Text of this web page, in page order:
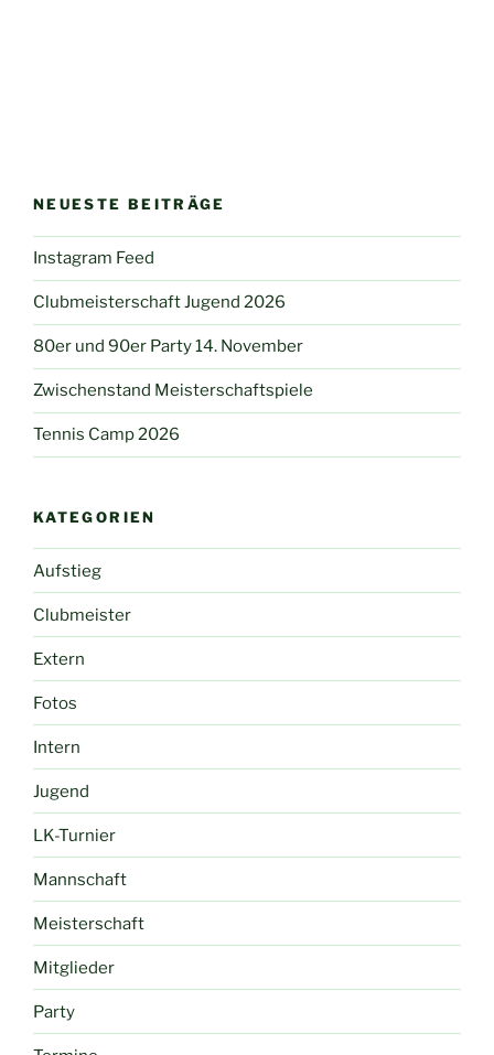
NEUESTE BEITRÄGE
Instagram Feed
Clubmeisterschaft Jugend 2026
80er und 90er Party 14. November
Zwischenstand Meisterschaftspiele
Tennis Camp 2026
KATEGORIEN
Aufstieg
Clubmeister
Extern
Fotos
Intern
Jugend
LK-Turnier
Mannschaft
Meisterschaft
Mitglieder
Party